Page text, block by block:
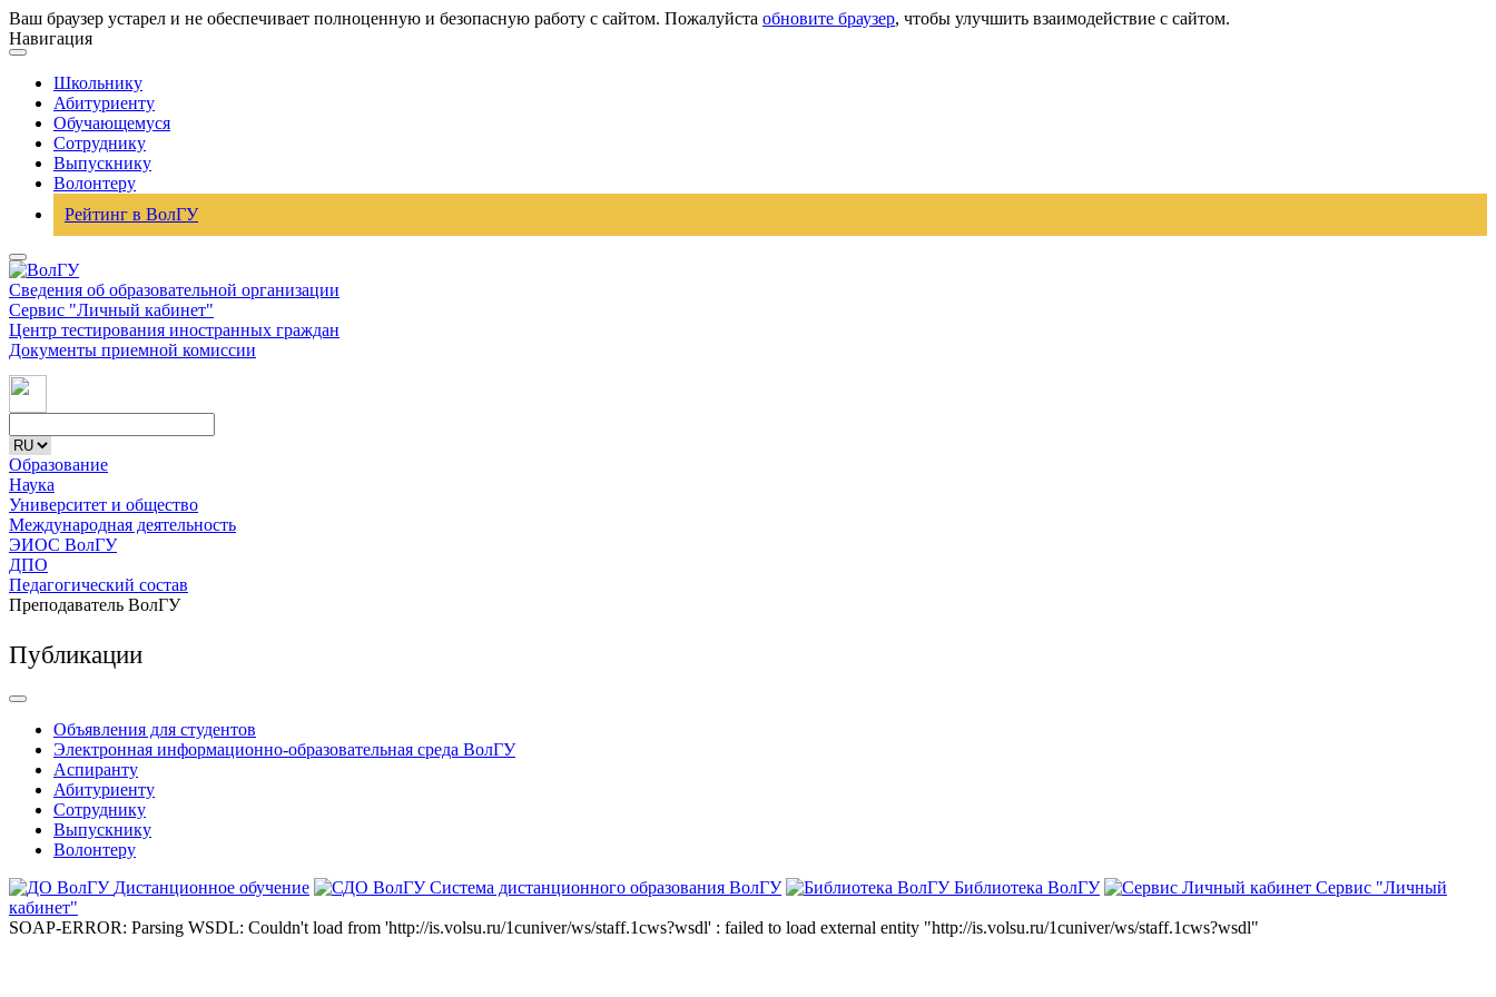
Ваш браузер устарел и не обеспечивает полноценную и безопасную работу с сайтом. Пожалуйста обновите браузер, чтобы улучшить взаимодействие с сайтом.
Навигация
Школьнику
Абитуриенту
Обучающемуся
Сотруднику
Выпускнику
Волонтеру
Рейтинг в ВолГУ
Сведения об образовательной организации
Сервис "Личный кабинет"
Центр тестирования иностранных граждан
Документы приемной комиссии
Образование
Наука
Университет и общество
Международная деятельность
ЭИОС ВолГУ
ДПО
Педагогический состав
Преподаватель ВолГУ
Публикации
Объявления для студентов
Электронная информационно-образовательная среда ВолГУ
Аспиранту
Абитуриенту
Сотруднику
Выпускнику
Волонтеру
Дистанционное обучение
Система дистанционного образования ВолГУ Библиотека ВолГУ
Сервис "Личный
кабинет"
SOAP-ERROR: Parsing WSDL: Couldn't load from 'http://is.volsu.ru/1cuniver/ws/staff.1cws?wsdl' : failed to load external entity "http://is.volsu.ru/1cuniver/ws/staff.1cws?wsdl"